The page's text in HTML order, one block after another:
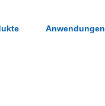
Anwendungen